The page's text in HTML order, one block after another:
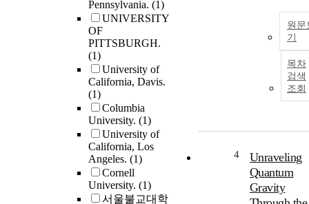
Pennsylvania. (1)
UNIVERSITY
OF
PITTSBURGH.
(1)
University of
California, Davis.
(1)
Columbia
University. (1)
University of
California, Los
Angeles. (1)
Cornell
University. (1)
서울불교대학
원문
기
목차
검색
조회
4
Unraveling
Quantum
Gravity